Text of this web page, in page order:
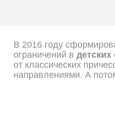
В 2016 году
ограничений в детских
от классических
направлениями. А